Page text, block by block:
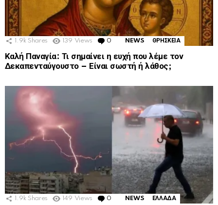
1.9k Shares 139 Views 0 Comments
NEWS ΘΡΗΣΚΕΙΑ
Καλή Παναγία: Τι σημαίνει η ευχή που λέμε τον
Δεκαπενταύγουστο – Είναι σωστή ή λάθος;
1.9k Shares 149 Views 0 Comments
NEWS ΕΛΛΑΔΑ